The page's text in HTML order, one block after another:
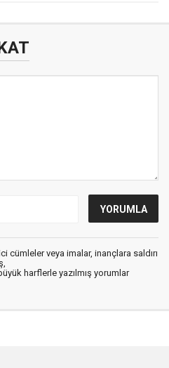
cümleler veya imalar, inançlara saldırı
harflerle yazılmış yorumlar